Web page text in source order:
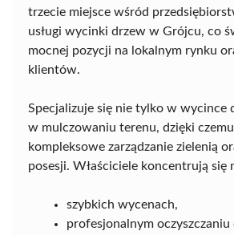
trzecie miejsce wśród
usługi wycinki drzew w Grójcu, co
mocnej pozycji na lokalnym rynku
klientów.
Specjalizuje się nie tylko w wycince
w mulczowaniu terenu, dzięki
kompleksowe zarządzanie zielenią
posesji. Właściciele koncentrują się
szybkich wycenach,
profesjonalnym oczyszczaniu